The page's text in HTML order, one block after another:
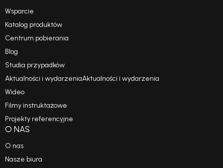
Wsparcie
Katalog produktów
Centrum pobierania
Blog
Studia przypadków
Aktualności i wydarzeniaAktualności i wydarzenia
Wideo
Filmy instruktażowe
Projekty referencyjne
O NAS
O nas
Nasze biura